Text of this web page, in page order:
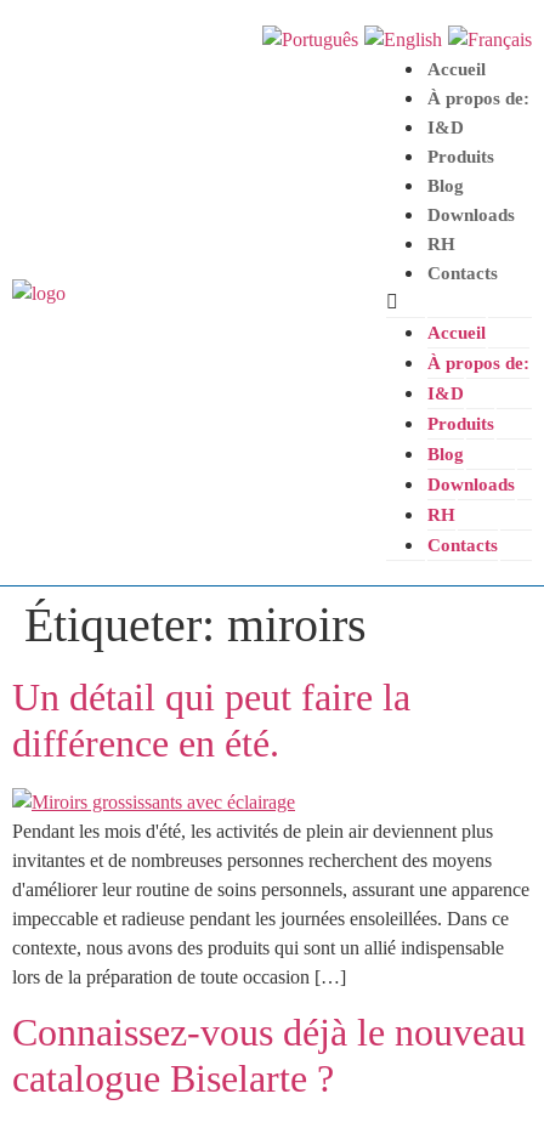
Accueil
À propos de:
I&D
Produits
Blog
Downloads
RH
Contacts
Accueil
À propos de:
I&D
Produits
Blog
Downloads
RH
Contacts
Étiqueter: miroirs
Un détail qui peut faire la
différence en été.
Pendant les mois d'été, les activités de plein air deviennent plus
invitantes et de nombreuses personnes recherchent des moyens
d'améliorer leur routine de soins personnels, assurant une apparence
impeccable et radieuse pendant les journées ensoleillées. Dans ce
contexte, nous avons des produits qui sont un allié indispensable
lors de la préparation de toute occasion […]
Connaissez-vous déjà le nouveau
catalogue Biselarte ?